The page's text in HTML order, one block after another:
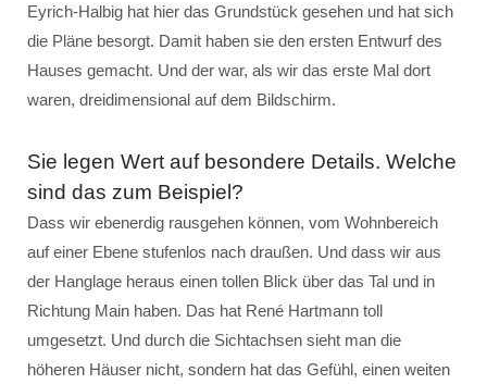
Eyrich-Halbig hat hier das Grundstück gesehen und hat sich
die Pläne besorgt. Damit haben sie den ersten Entwurf des
Hauses gemacht. Und der war, als wir das erste Mal dort
waren, dreidimensional auf dem Bildschirm.
Sie legen Wert auf besondere Details. Welche
sind das zum Beispiel?
Dass wir ebenerdig rausgehen können, vom Wohnbereich
auf einer Ebene stufenlos nach draußen. Und dass wir aus
der Hanglage heraus einen tollen Blick über das Tal und in
Richtung Main haben. Das hat René Hartmann toll
umgesetzt. Und durch die Sichtachsen sieht man die
höheren Häuser nicht, sondern hat das Gefühl, einen weiten